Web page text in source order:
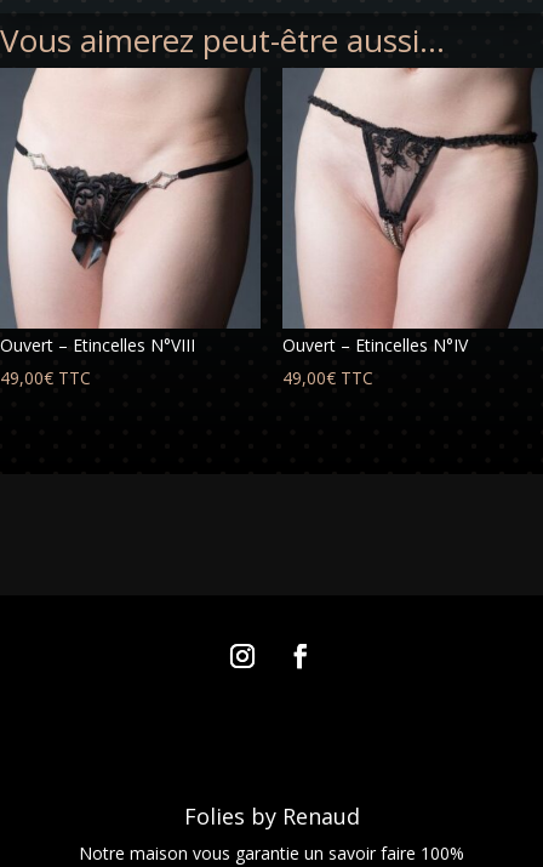
Vous aimerez peut-être aussi…
Ouvert – Etincelles N°VIII
49,00€ TTC
Ouvert – Etincelles N°IV
49,00€ TTC
Folies by Renaud
Notre maison vous garantie un savoir faire 100%